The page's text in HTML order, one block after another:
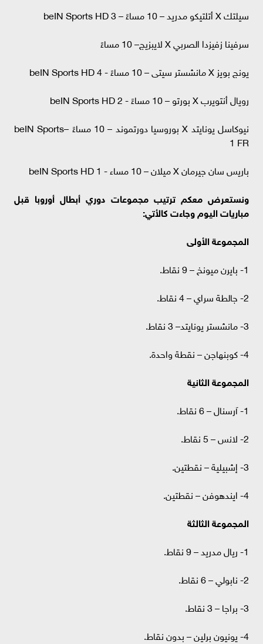
سيلتك X أتلتيكو مدريد – 10 مساءً – beIN Sports HD 3
سرفينا زفيزدا الصربي X لايبزيج– 10 مساءً
يونج بويز X مانشستر سيتى – 10 مساءً - beIN Sports HD 4
رويال أنتويرب X بورتو – 10 مساءً - beIN Sports HD 2
نيوكاسل يونايتد X بوروسيا دورتموند – 10 مساءً –beIN Sports
1 FR
باريس سان جيرمان X ميلان – 10 مساء - beIN Sports HD 1
ونستعرض معكم ترتيب مجموعات دوري أبطال أوروبا قبل
مباريات اليوم وجاءت كالأتي:
المجموعة الأولى
1- بايرن ميونخ – 9 نقاط.
2- جالطة سراي – 4 نقاط.
3- مانشستر يونايتد– 3 نقاط.
4- كوبنهاجن – نقطة واحدة.
المجموعة الثانية
1- آرسنال – 6 نقاط.
2- لانس – 5 نقاط.
3- إشبيلية – نقطتين.
4- ايندهوفن – نقطتين.
المجموعة الثالثة
1- ريال مدريد – 9 نقاط.
2- نابولي – 6 نقاط.
3- براجا – 3 نقاط.
4- يونيون برلين – بدون نقاط.